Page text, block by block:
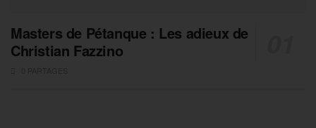
Masters de Pétanque : Les adieux de
Christian Fazzino